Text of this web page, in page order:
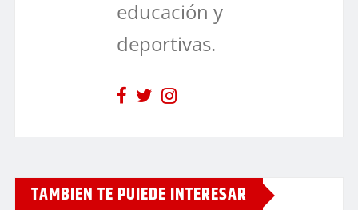
educación y
deportivas.
TAMBIEN TE PUIEDE INTERESAR